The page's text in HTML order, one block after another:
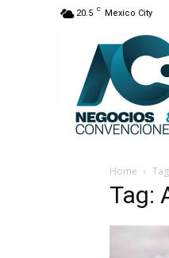
20.5 C Mexico City
Home
Tag: